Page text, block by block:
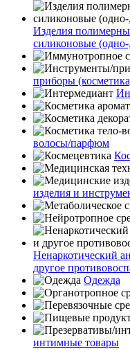
Изделия
силиконовые
приборы
волосы/парфюм
изделия и
Ненаркотический
другое
Одежда
интимные товары